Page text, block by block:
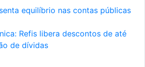
equilíbrio nas contas públicas
Refis libera descontos de até
de dívidas